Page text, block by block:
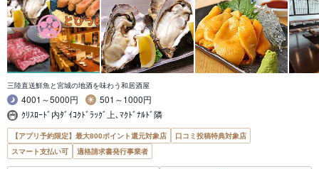
三陸直送鮮魚と宮城の地酒を味わう和居酒屋
4001～5000円
501～1000円
ｸﾘｽﾛｰﾄﾞ内ﾀﾞｲｺｸﾄﾞﾗｯｸﾞ上､ﾏｸﾄﾞﾅﾙﾄﾞ隣
【アプリ予約限定】最大800ポイント還元対象店
口コミ投稿特典対象店
スマート支払い可
適格請求書発行事業者